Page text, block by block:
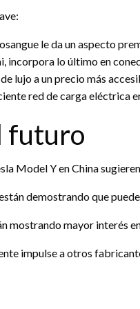
le da un aspecto
incorpora lo último en
lujo a un precio más
red de carga eléctrica
futuro
Model Y en China
demostrando que
mostrando mayor interés
impulse a otros